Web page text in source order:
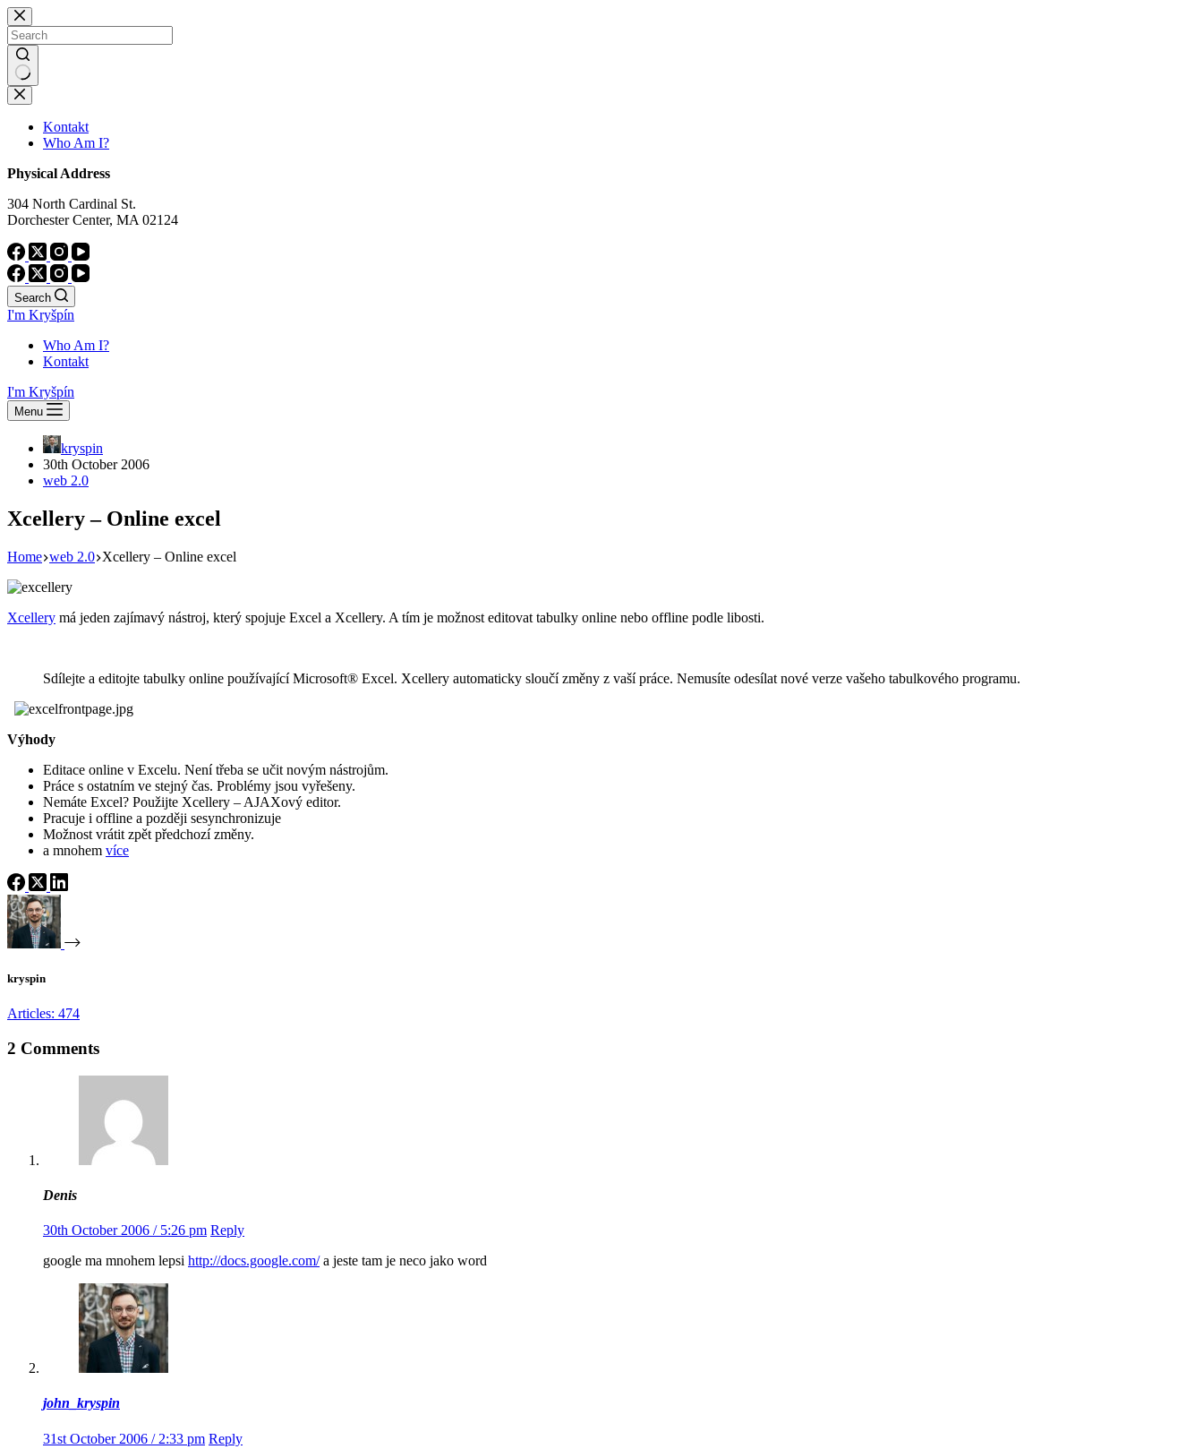
Skip
to
content
No
results
Kontakt
Who Am I?
Physical Address
304 North Cardinal St.
Dorchester Center, MA 02124
Search
I'm Kryšpín
Who Am I?
Kontakt
I'm Kryšpín
Menu
kryspin
30th October 2006
web 2.0
Xcellery – Online excel
Home web 2.0 Xcellery – Online excel
Xcellery má jeden zajímavý nástroj, který spojuje Excel a Xcellery. A tím je možnost editovat tabulky online nebo offline podle libosti.
Sdílejte a editojte tabulky online používající Microsoft® Excel. Xcellery automaticky sloučí změny z vaší práce. Nemusíte odesílat nové verze vašeho tabulkového programu.
Výhody
Editace online v Excelu. Není třeba se učit novým nástrojům.
Práce s ostatním ve stejný čas. Problémy jsou vyřešeny.
Nemáte Excel? Použijte Xcellery – AJAXový editor.
Pracuje i offline a později sesynchronizuje
Možnost vrátit zpět předchozí změny.
a mnohem více
kryspin
Articles: 474
2 Comments
Denis
30th October 2006 / 5:26 pm Reply
google ma mnohem lepsi http://docs.google.com/a jeste tam je neco jako word
john_kryspin
31st October 2006 / 2:33 pm Reply